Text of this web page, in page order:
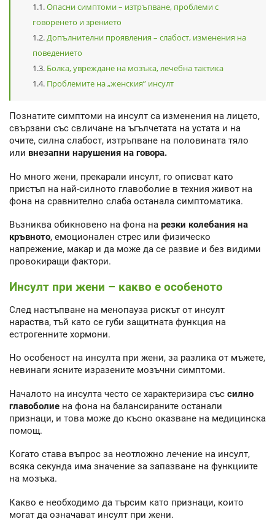
Опасни симптоми – изтръпване, проблеми с
говоренето и зрението
Допълнителни проявления – слабост, изменения на
поведението
Болка, увреждане на мозъка, лечебна тактика
Проблемите на „женския” инсулт
Познатите симптоми на инсулт са изменения на лицето,
свързани със свличане на ъгълчетата на устата и на
очите, силна слабост, изтръпване на половината тяло
или внезапни нарушения на говора.
Но много жени, прекарали инсулт, го описват като
пристъп на най-силното главоболие в техния живот на
фона на сравнително слаба останала симптоматика.
Възниква обикновено на фона на резки колебания на
кръвното, емоционален стрес или физическо
напрежение, макар и да може да се развие и без видими
провокиращи фактори.
Инсулт при жени – какво е особеното
След настъпване на менопауза рискът от инсулт
нараства, тъй като се губи защитната функция на
естрогенните хормони.
Но особеност на инсулта при жени, за разлика от мъжете,
невинаги ясните изразените мозъчни симптоми.
Началото на инсулта често се характеризира със силно
главоболие на фона на балансираните останали
признаци, и това може до късно оказване на медицинска
помощ.
Когато става въпрос за неотложно лечение на инсулт,
всяка секунда има значение за запазване на функциите
на мозъка.
Какво е необходимо да търсим като признаци, които
могат да означават инсулт при жени.